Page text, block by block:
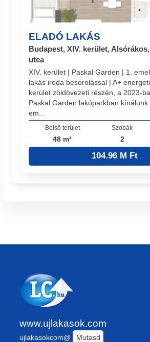
ELADÓ LAKÁS
Budapest, XIV. kerület,
utca
XIV. kerület | Paskal Garden | 1.
lakás iroda besorolással | A+
kerület zöldövezeti részén, a 2023-
Paskal Garden lakóparkban kínálunk
em...
Belső terület
48 m²
Szobák
2
104.96 M Ft
www.ujlakasok.com
ujlakasokcom@
Mutasd